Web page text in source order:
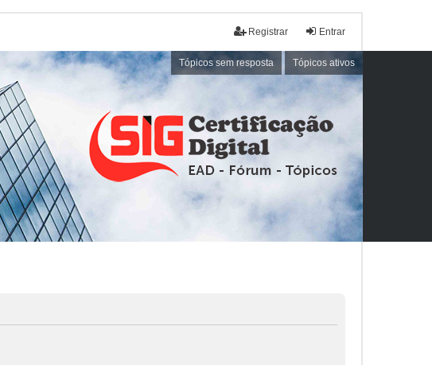
Entrar
Registrar
Tópicos sem resposta Tópicos ativos